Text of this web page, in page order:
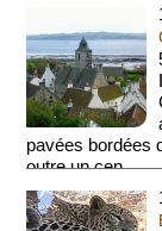
pavées bordées
outre un cen...